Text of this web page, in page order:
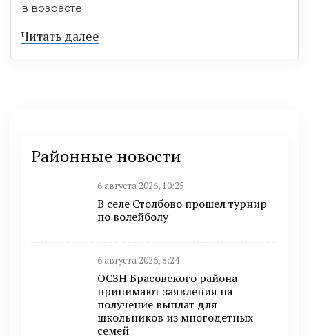
в возрасте ...
Читать далее
Районные новости
6 августа 2026, 10:25
В селе Столбово прошел турнир
по волейболу
6 августа 2026, 8:24
ОСЗН Брасовского района
принимают заявления на
получение выплат для
школьников из многодетных
семей